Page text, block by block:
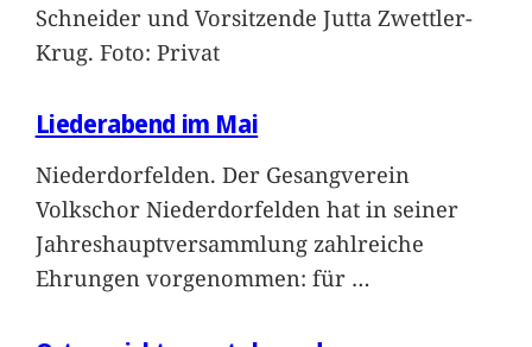
Schneider und Vorsitzende Jutta Zwettler-
Krug. Foto: Privat
Liederabend im Mai
Niederdorfelden. Der Gesangverein
Volkschor Niederdorfelden hat in seiner
Jahreshauptversammlung zahlreiche
Ehrungen vorgenommen: für …